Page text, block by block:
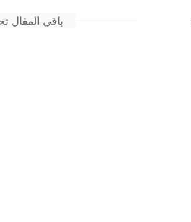
باقي المقال